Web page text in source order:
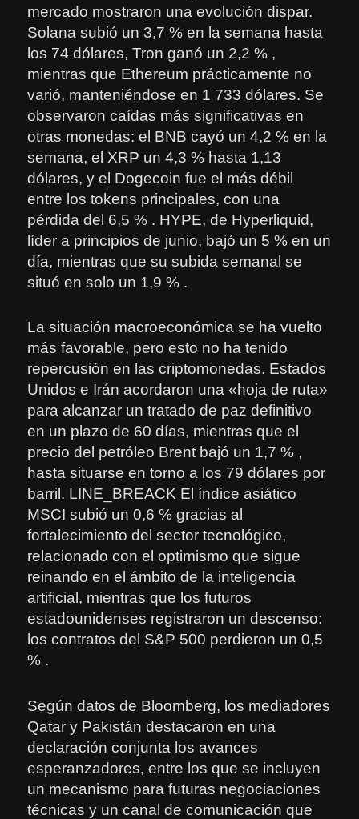
mercado mostraron una evolución dispar.
Solana subió un 3,7 % en la semana hasta
los 74 dólares, Tron ganó un 2,2 % ,
mientras que Ethereum prácticamente no
varió, manteniéndose en 1 733 dólares. Se
observaron caídas más significativas en
otras monedas: el BNB cayó un 4,2 % en la
semana, el XRP un 4,3 % hasta 1,13
dólares, y el Dogecoin fue el más débil
entre los tokens principales, con una
pérdida del 6,5 % . HYPE, de Hyperliquid,
líder a principios de junio, bajó un 5 % en un
día, mientras que su subida semanal se
situó en solo un 1,9 % .
La situación macroeconómica se ha vuelto
más favorable, pero esto no ha tenido
repercusión en las criptomonedas. Estados
Unidos e Irán acordaron una «hoja de ruta»
para alcanzar un tratado de paz definitivo
en un plazo de 60 días, mientras que el
precio del petróleo Brent bajó un 1,7 % ,
hasta situarse en torno a los 79 dólares por
barril. LINE_BREACK El índice asiático
MSCI subió un 0,6 % gracias al
fortalecimiento del sector tecnológico,
relacionado con el optimismo que sigue
reinando en el ámbito de la inteligencia
artificial, mientras que los futuros
estadounidenses registraron un descenso:
los contratos del S&P 500 perdieron un 0,5
% .
Según datos de Bloomberg, los mediadores
Qatar y Pakistán destacaron en una
declaración conjunta los avances
esperanzadores, entre los que se incluyen
un mecanismo para futuras negociaciones
técnicas y un canal de comunicación que